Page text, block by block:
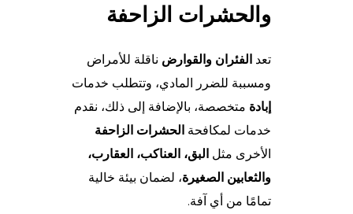
والحشرات الزاحفة
تعدالفئران والقوارض ناقلة للأمراض
ومسببة للضرر المادي، وتتطلب خدمات
إبادة متخصصة، بالإضافة إلى ذلك، نقدم
خدمات لمكافحةالحشرات الزاحفة
الأخرى مثلالبق، العناكب، العقارب،
والثعابين الصغيرة، لضمان بيئة خالية
تمامًا من أي آفة.